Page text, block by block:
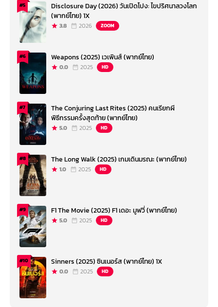
#5
Disclosure Day (2026) วันเปิดโปง: ไขปริศนาลวงโลก
(พากย์ไทย) 1X
3.8 2026 ZOOM
#6 Weapons (2025) เวเพินส์ (พากย์ไทย)
0.0 2025 HD
#7
The Conjuring Last Rites (2025) คนเรียกผี
พิธีกรรมครั้งสุดท้าย (พากย์ไทย)
5.0 2025 HD
#8 The Long Walk (2025) เกมเดินมรณะ (พากย์ไทย)
1.0 2025 HD
#9 F1 The Movie (2025) F1 เดอะ มูฟวี่ (พากย์ไทย)
5.0 2025 HD
#10 Sinners (2025) ซินเนอร์ส (พากย์ไทย) 1X
0.0 2025 HD